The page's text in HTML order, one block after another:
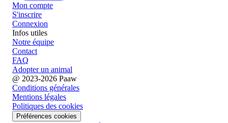
Mon compte
S'inscrire
Connexion
Infos utiles
Notre équipe
Contact
FAQ
Adopter un animal
@ 2023-2026 Paaw
Conditions générales
Mentions légales
Politiques des cookies
Préférences cookies